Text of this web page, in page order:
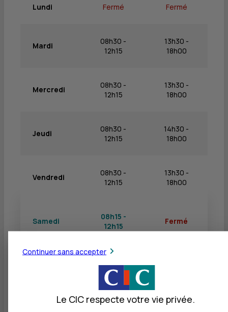
Lundi Fermé Fermé
Mardi
08h30 -
12h15
13h30 -
18h00
Mercredi
08h30 -
12h15
13h30 -
18h00
Jeudi
08h30 -
12h15
14h30 -
18h00
Vendredi
08h30 -
12h15
13h30 -
18h00
Samedi
08h15 -
12h15
Fermé
Continuer sans accepter
Le CIC respecte votre vie privée.